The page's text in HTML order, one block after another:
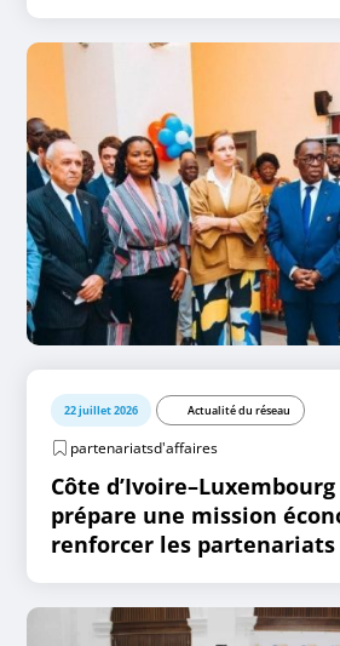
22 juillet 2026 Actualité du réseau
partenariatsd'affaires
Côte d’Ivoire–Luxembourg
prépare une mission
renforcer les partenariats